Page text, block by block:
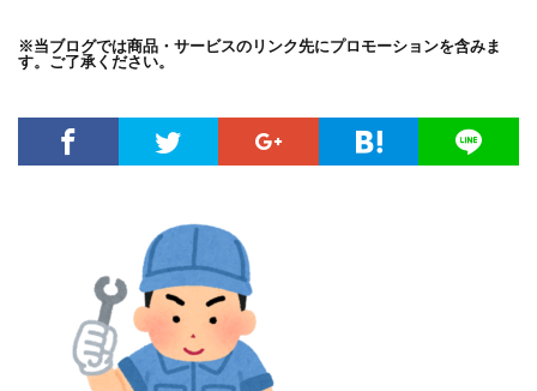
※当ブログでは商品・サービスのリンク先にプロモーションを含みま
す。ご了承ください。